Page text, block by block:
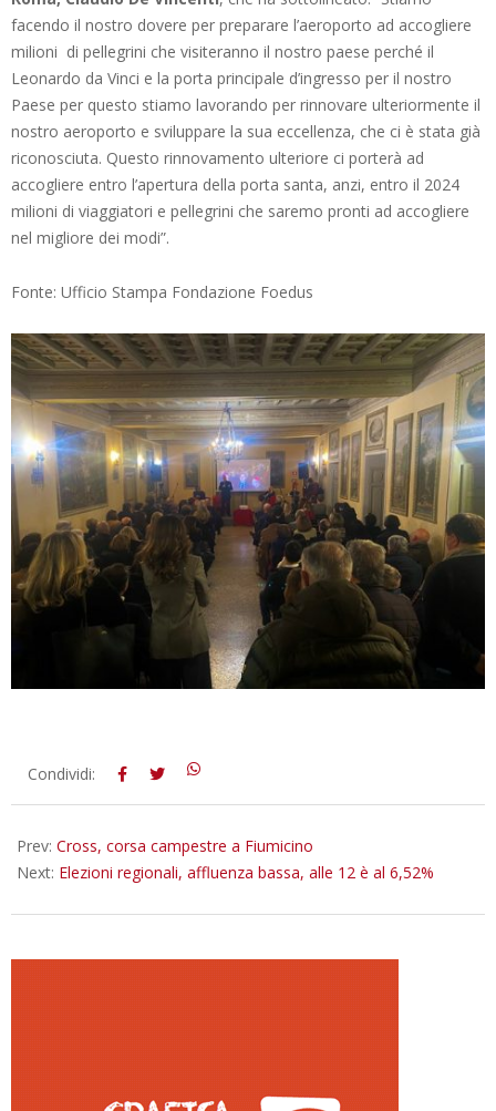
facendo il nostro dovere per preparare l’aeroporto ad accogliere
milioni di pellegrini che visiteranno il nostro paese perché il
Leonardo da Vinci e la porta principale d’ingresso per il nostro
Paese per questo stiamo lavorando per rinnovare ulteriormente il
nostro aeroporto e sviluppare la sua eccellenza, che ci è stata già
riconosciuta. Questo rinnovamento ulteriore ci porterà ad
accogliere entro l’apertura della porta santa, anzi, entro il 2024
milioni di viaggiatori e pellegrini che saremo pronti ad accogliere
nel migliore dei modi”.
Fonte: Ufficio Stampa Fondazione Foedus
2023-
Condividi:
Prev: Cross, corsa campestre a Fiumicino
Next: Elezioni regionali, affluenza bassa, alle 12 è al 6,52%